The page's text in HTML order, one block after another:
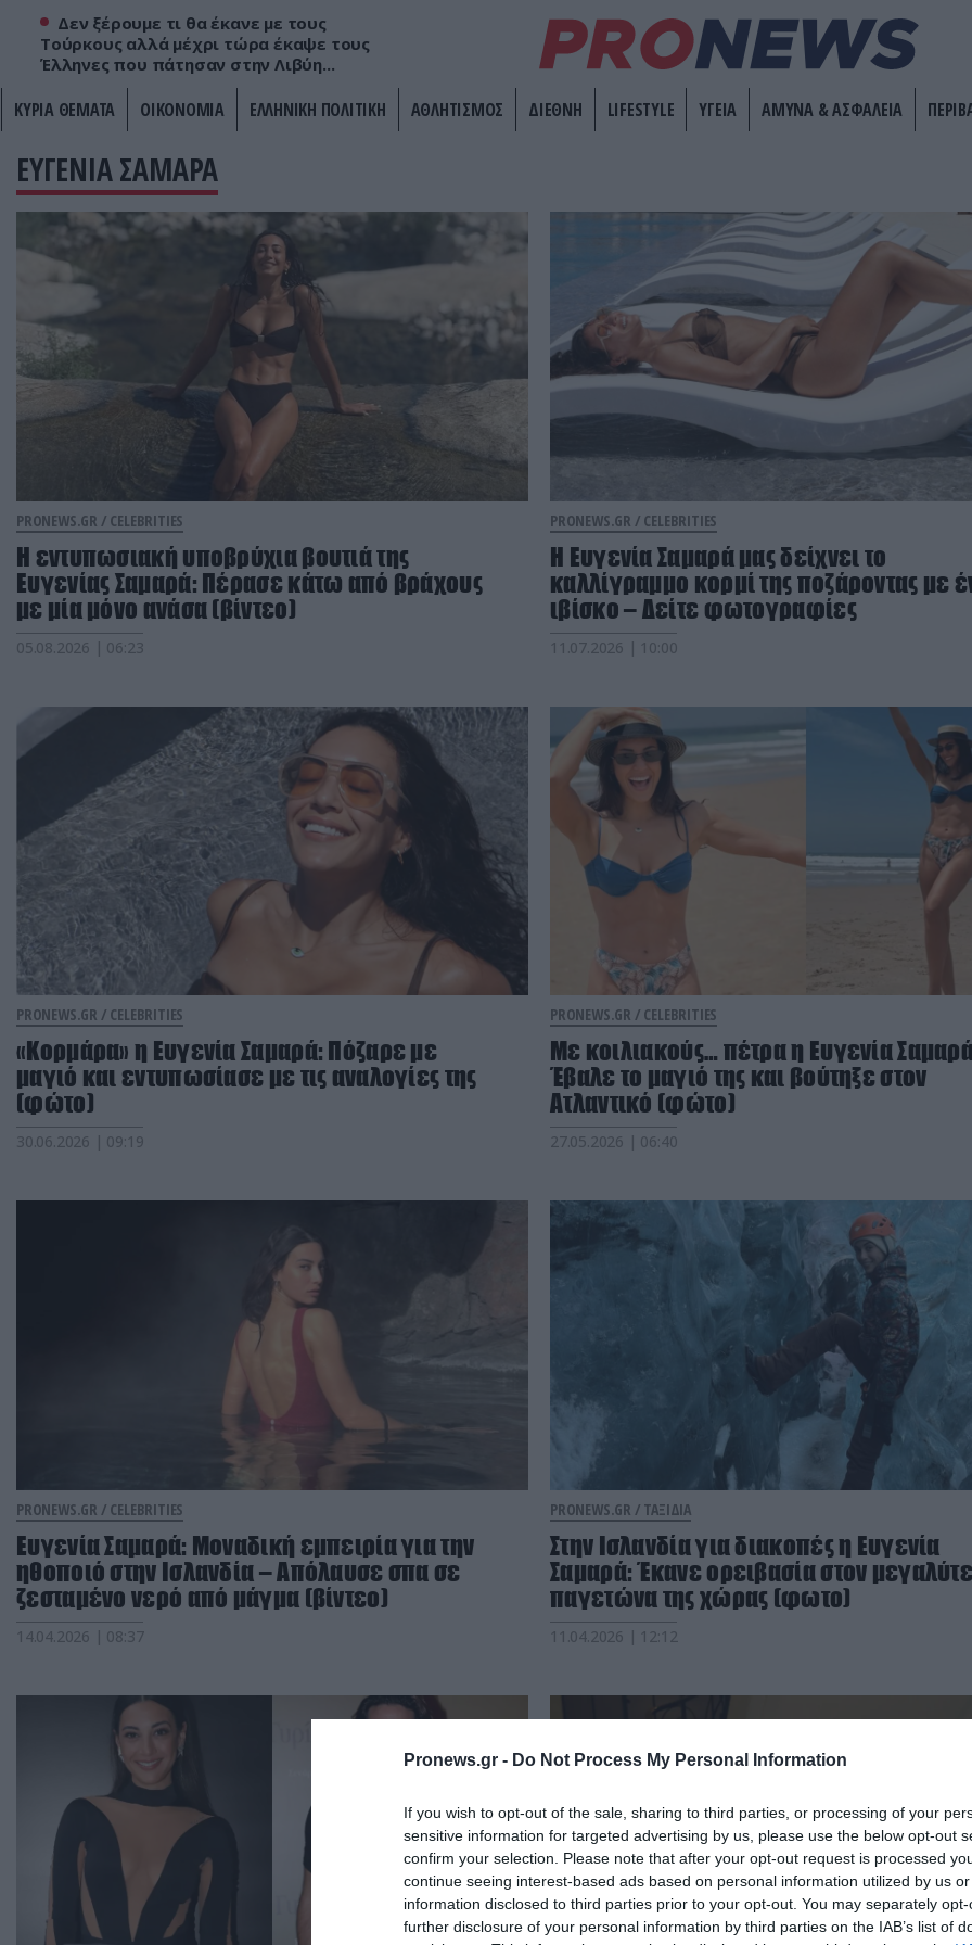
Pronews.gr - Do Not Process My Personal Information
If you wish to opt-out of the sale, sharing to third parties, or processing of your
sensitive information for targeted advertising by us, please use the below opt-out
confirm your selection. Please note that after your opt-out request is processed
continue seeing interest-based ads based on personal information utilized by us
information disclosed to third parties prior to your opt-out. You may separately
further disclosure of your personal information by third parties on the IAB’s list of
Δεν ξέρουμε τι θα έκανε με τους
Τούρκους αλλά μέχρι τώρα έκαψε τους
Έλληνες που πάτησαν στην Λιβύη...
ΚΥΡΙΑ ΘΕΜΑΤΑ ΟΙΚΟΝΟΜΙΑ ΕΛΛΗΝΙΚΗ ΠΟΛΙΤΙΚΗ ΑΘΛΗΤΙΣΜΟΣ ΔΙΕΘΝΗ LIFESTYLE ΥΓΕΙΑ ΑΜΥΝΑ & ΑΣΦΑΛΕΙΑ
ΕΥΓΕΝΙΑ ΣΑΜΑΡΑ
PRONEWS.GR / CELEBRITIES
Η εντυπωσιακή υποβρύχια βουτιά της
Ευγενίας Σαμαρά: Πέρασε κάτω από βράχους
με μία μόνο ανάσα (βίντεο)
05.08.2026 | 06:23
PRONEWS.GR / CELEBRITIES
Η Ευγενία Σαμαρά μας δείχνει το
καλλίγραμμο κορμί της ποζάροντας με
ιβίσκο – Δείτε φωτογραφίες
11.07.2026 | 10:00
PRONEWS.GR / CELEBRITIES
«Κορμάρα» η Ευγενία Σαμαρά: Πόζαρε με
μαγιό και εντυπωσίασε με τις αναλογίες της
(φώτο)
30.06.2026 | 09:19
PRONEWS.GR / CELEBRITIES
Με κοιλιακούς… πέτρα η Ευγενία
Έβαλε το μαγιό της και βούτηξε στον
Ατλαντικό (φώτο)
27.05.2026 | 06:40
PRONEWS.GR / CELEBRITIES
Ευγενία Σαμαρά: Μοναδική εμπειρία για την
ηθοποιό στην Ισλανδία – Απόλαυσε σπα σε
ζεσταμένο νερό από μάγμα (βίντεο)
14.04.2026 | 08:37
PRONEWS.GR / ΤΑΞΙΔΙΑ
Στην Ισλανδία για διακοπές η Ευγενία
Σαμαρά: Έκανε ορειβασία στον
παγετώνα της χώρας (φωτο)
11.04.2026 | 12:12